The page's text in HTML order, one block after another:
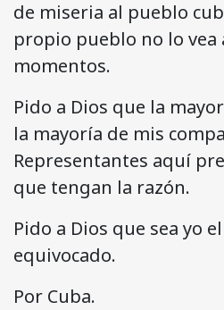
de miseria al pueblo
propio pueblo no lo vea
momentos.
Pido a Dios que la
la mayoría de mis
Representantes aquí
que tengan la razón.
Pido a Dios que sea yo
equivocado.
Por Cuba.